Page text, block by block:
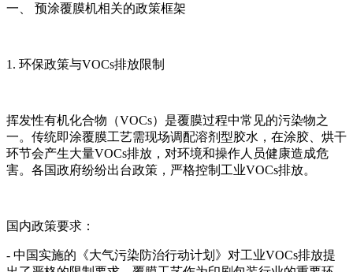
一、 预涂覆膜机相关的政策框架
1. 环保政策与VOCs排放限制
挥发性有机化合物（VOCs）是覆膜过程中常见的污染物之
一。传统即涂覆膜工艺需现场调配溶剂型胶水，在涂胶、烘干
环节会产生大量VOCs排放，对环境和操作人员健康造成危
害。各国政府纷纷出台政策，严格控制工业VOCs排放。
国内政策要求：
- 中国实施的《大气污染防治行动计划》对工业VOCs排放提